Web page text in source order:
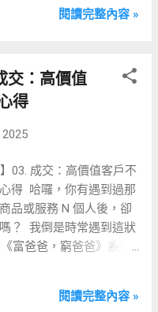
司的朋友，千萬不要錯
閱讀完整內容 »
交：高價值
得
2025
03. 成交：高價值客戶不
得 ​ 哈囉，你有遇到過那
品或服務 N 個人後，卻
？ ​ 我倒是時常遇到這狀
富爸爸，窮爸爸》系列
包包，從台南衝到台
閱讀完整內容 »